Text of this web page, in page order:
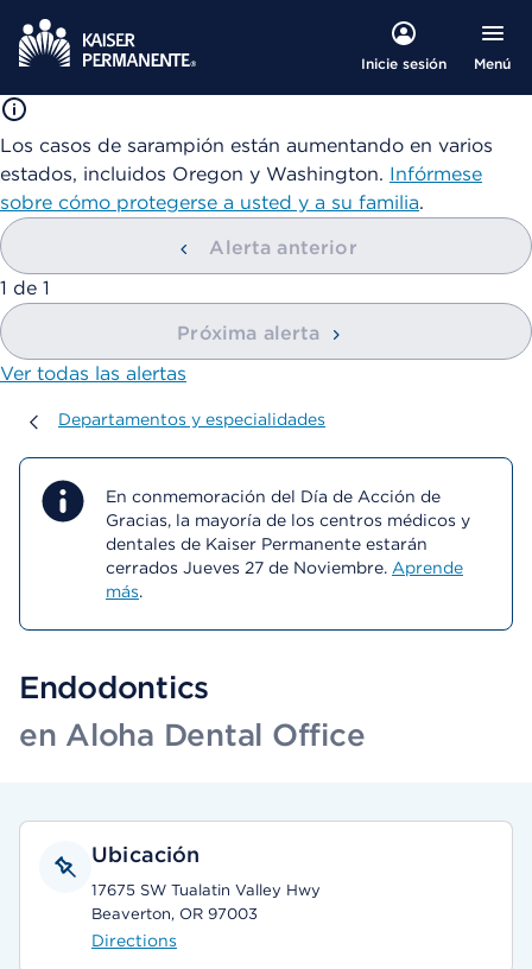
Inicie sesión Menú
Los casos de sarampión están aumentando en varios
estados, incluidos Oregon y Washington. Infórmese
sobre cómo protegerse a usted y a su familia.
Alerta anterior
mostrando
1 de 1
Próxima alerta
Ver todas las alertas
Departamentos y especialidades
Departamentos y especialidades
En conmemoración del Día de Acción de
Gracias, la mayoría de los centros médicos y
dentales de Kaiser Permanente estarán
cerrados Jueves 27 de Noviembre. Aprende
más.
Endodontics
en Aloha Dental Office
Ubicación
17675 SW Tualatin Valley Hwy
Beaverton, OR 97003
Directions